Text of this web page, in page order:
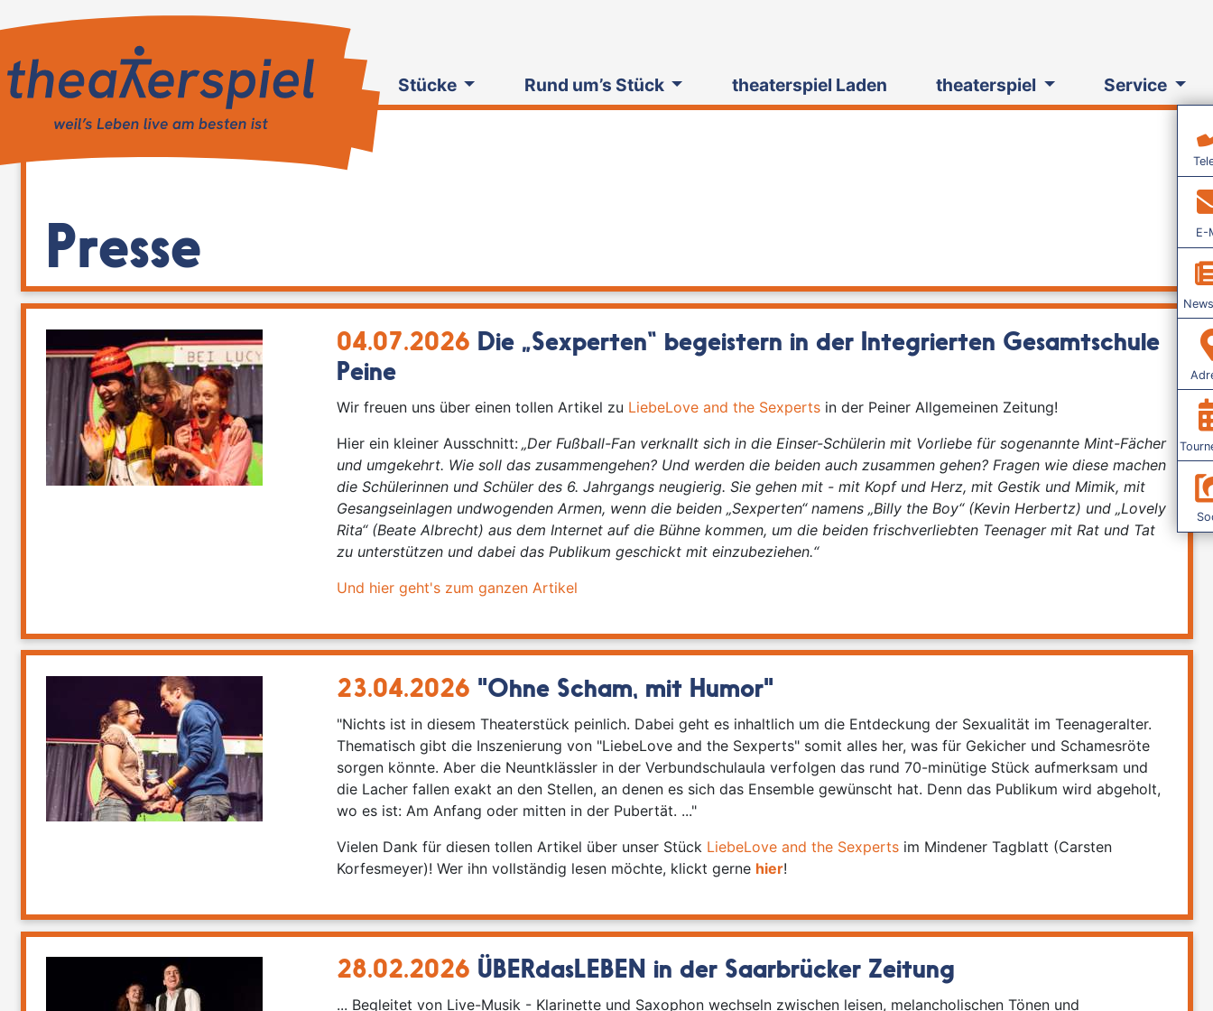
Stücke Rund um’s Stück theaterspiel Laden theaterspiel Service
Presse
04.07.2026 Die „Sexperten“ begeistern in der Integrierten Gesamtschule
Peine
Wir freuen uns über einen tollen Artikel zu LiebeLove and the Sexpertsin der Peiner Allgemeinen Zeitung!
Hier ein kleiner Ausschnitt: „Der Fußball-Fan verknallt sich in die Einser-Schülerin mit Vorliebe für sogenannte Mint-Fächer
und umgekehrt. Wie soll das zusammengehen? Und werden die beiden auch zusammen gehen? Fragen wie diese machen
die Schülerinnen und Schüler des 6. Jahrgangs neugierig. Sie gehen mit - mit Kopf und Herz, mit Gestik und Mimik, mit
Gesangseinlagen undwogenden Armen, wenn die beiden „Sexperten“ namens „Billy the Boy“ (Kevin Herbertz) und „Lovely
Rita“ (Beate Albrecht) aus dem Internet auf die Bühne kommen, um die beiden frischverliebten Teenager mit Rat und Tat
zu unterstützen und dabei das Publikum geschickt mit einzubeziehen.“
Und hier geht's zum ganzen Artikel
23.04.2026 "Ohne Scham, mit Humor"
"Nichts ist in diesem Theaterstück peinlich. Dabei geht es inhaltlich um die Entdeckung der Sexualität im Teenageralter.
Thematisch gibt die Inszenierung von "LiebeLove and the Sexperts" somit alles her, was für Gekicher und Schamesröte
sorgen könnte. Aber die Neuntklässler in der Verbundschulaula verfolgen das rund 70-minütige Stück aufmerksam und
die Lacher fallen exakt an den Stellen, an denen es sich das Ensemble gewünscht hat. Denn das Publikum wird abgeholt,
wo es ist: Am Anfang oder mitten in der Pubertät. ..."
Vielen Dank für diesen tollen Artikel über unser Stück LiebeLove and the Sexpertsim Mindener Tagblatt (Carsten
Korfesmeyer)! Wer ihn vollständig lesen möchte, klickt gerne hier!
28.02.2026 ÜBERdasLEBEN in der Saarbrücker Zeitung
... Begleitet von Live-Musik - Klarinette und Saxophon wechseln zwischen leisen, melancholischen Tönen und
E-